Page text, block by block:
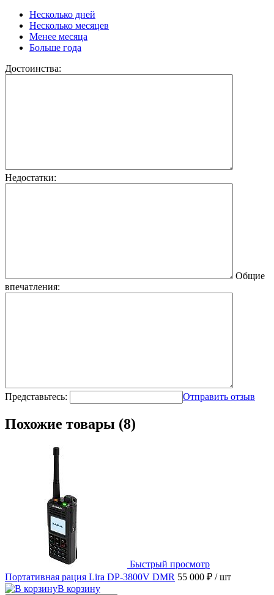
Несколько дней
Несколько месяцев
Менее месяца
Больше года
Достоинства:
Недостатки:
Общие
впечатления:
Представьтесь: Отправить отзыв
Похожие товары (8)
Быстрый просмотр
Портативная рация Lira DP-3800V DMR 55 000 ₽ / шт
В корзину